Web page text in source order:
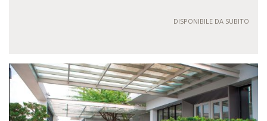
DISPONIBILE DA SUBITO